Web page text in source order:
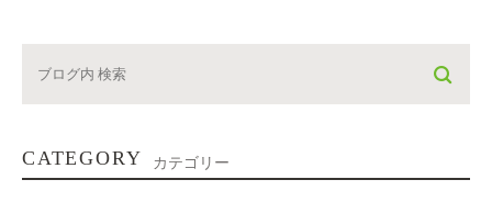
CATEGORY カテゴリー